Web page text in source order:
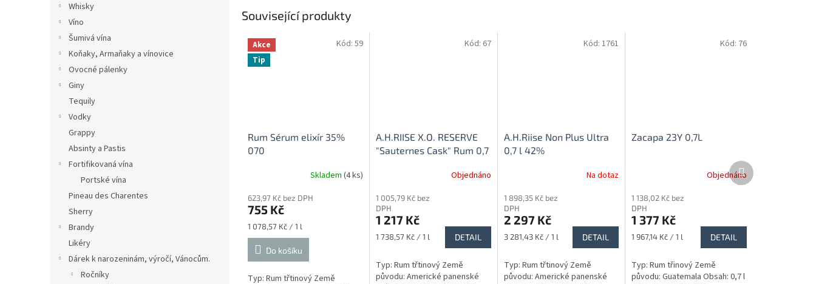
Whisky
Víno
Šumivá vína
Koňaky, Armaňaky a vínovice
Ovocné pálenky
Giny
Tequily
Vodky
Grappy
Absinty a Pastis
Fortifikovaná vína
Portské vína
Pineau des Charentes
Sherry
Brandy
Likéry
Dárek k narozeninám, výročí, Vánocům.
Ročníky
Související produkty
Akce
Tip
Rum Sérum elixír 35%
070
produktu
je
4,8
hvězdiček.
Skladem (4 ks)
623,97 Kč bez DPH
755 Kč
Měrná
cena:
1 078,57 Kč / 1 l
Do košíku
Typ: Rum třtinový Země
Kód: 59
A.H.RIISE X.O. RESERVE
"Sauternes Cask" Rum 0,7
Objednáno
1 005,79 Kč bez
DPH
1 217 Kč
Měrná
1 738,57 Kč / 1 l DETAIL
Typ: Rum třtinový Země
původu: Americké panenské
Kód: 67
A.H.Riise Non Plus Ultra
0,7 l 42%
produktu
je
5,0
z
Na dotaz
1 898,35 Kč bez
DPH
2 297 Kč
Měrná
3 281,43 Kč / 1 l DETAIL
Typ: Rum třtinový Země
původu: Americké panenské
Kód:1761
Zacapa 23Y 0,7L
Objednáno
1 138,02 Kč bez
DPH
1 377 Kč
Měrná
1 967,14 Kč / 1 l DETAIL
Typ: Rum třinový Země
původu: Guatemala Obsah: 0,7 l
Kód: 76
Další
produkt